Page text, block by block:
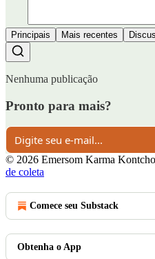
Principais Mais recentes
Nenhuma publicação
Pronto para mais?
© 2026 Emersom Karma
de coleta
Comece seu Substack
Obtenha o App